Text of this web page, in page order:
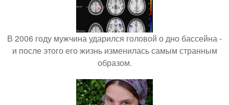
В 2006 году мужчина ударился головой о дно бассейна -
и после этого его жизнь изменилась самым странным
образом.